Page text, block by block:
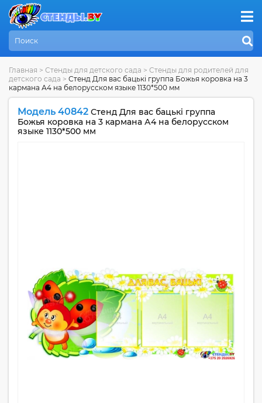
Главная > Стенды для детского сада > Стенды для родителей для
детского сада > Стенд Для вас бацькi группа Божья коровка на 3
кармана А4 на белорусском языке 1130*500 мм
Модель 40842 Стенд Для вас бацькi группа
Божья коровка на 3 кармана А4 на белорусском
языке 1130*500 мм